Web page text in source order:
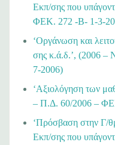
Εκπ/σης που
ΦΕΚ. 272 -Β- 1-3-
‘Οργάνωση και
σης κ.ά.δ.’, (2006
7-2006)
‘Αξιολόγηση των
– Π.Δ. 60/2006 –
‘Πρόσβαση στην Γ/
Εκπ/σης που